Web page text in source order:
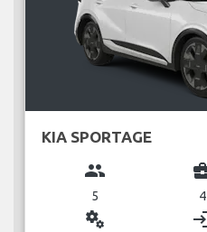
KIA SPORTAGE
group
5 4
miscellaneous_services